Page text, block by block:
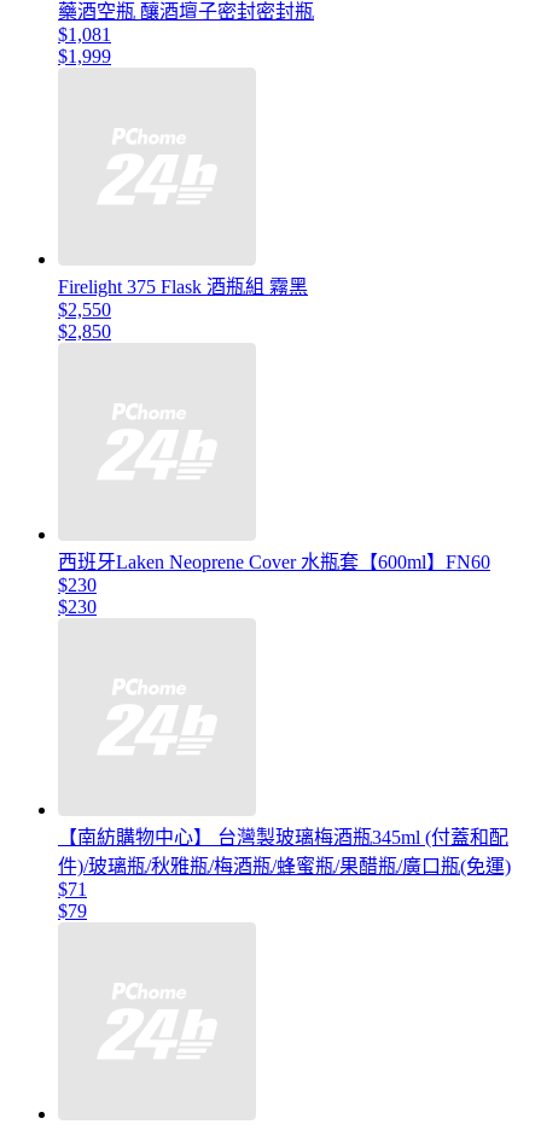
藥酒空瓶 釀酒壇子密封密封瓶
$1,081
$1,999
Firelight 375 Flask 酒瓶組 霧黑
$2,550
$2,850
西班牙Laken Neoprene Cover 水瓶套【600ml】FN60
$230
$230
【南紡購物中心】 台灣製玻璃梅酒瓶345ml (付蓋和配
件)/玻璃瓶/秋雅瓶/梅酒瓶/蜂蜜瓶/果醋瓶/廣口瓶(免運)
$71
$79